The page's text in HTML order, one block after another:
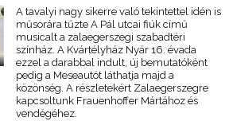
A tavalyi nagy sikerre való tekintettel idén is
műsorára tűzte A Pál utcai fiúk című
musicalt a zalaegerszegi szabadtéri
színház. A Kvártélyház Nyár 16. évada
ezzel a darabbal indult, új bemutatóként
pedig a Meseautót láthatja majd a
közönség. A részletekért Zalaegerszegre
kapcsoltunk Frauenhoffer Mártához és
vendégéhez.